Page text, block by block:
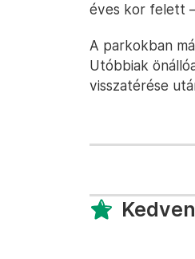
éves kor felett
A parkokban
Utóbbiak
visszatérése